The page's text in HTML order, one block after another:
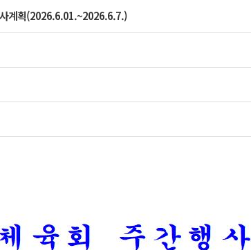
계획(2026.6.01.~2026.6.7.)